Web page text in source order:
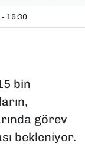
16:30
bin
görev
bekleniyor.